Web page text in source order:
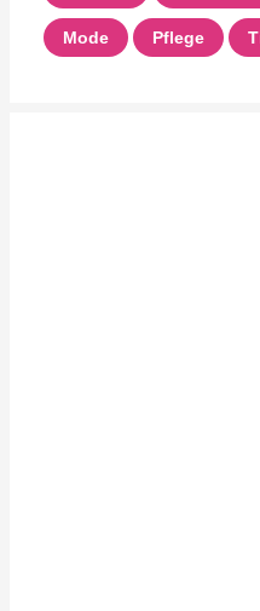
Mode Pflege